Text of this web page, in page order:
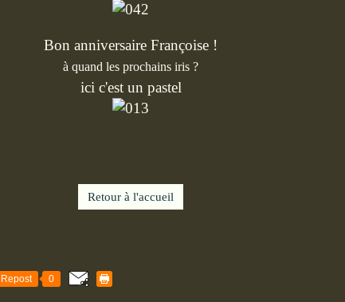
Bon anniversaire Françoise !
à quand les prochains iris ?
ici c'est un pastel
Retour à l'accueil
Repost 0